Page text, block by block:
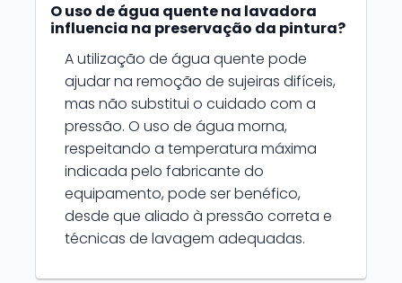
O uso de água quente na lavadora
influencia na preservação da pintura?
A utilização de água quente pode
ajudar na remoção de sujeiras difíceis,
mas não substitui o cuidado com a
pressão. O uso de água morna,
respeitando a temperatura máxima
indicada pelo fabricante do
equipamento, pode ser benéfico,
desde que aliado à pressão correta e
técnicas de lavagem adequadas.